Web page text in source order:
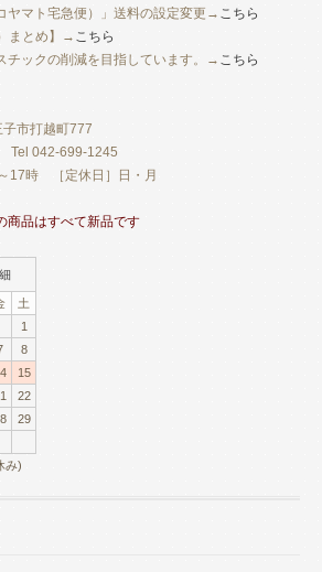
ヤマト宅急便）」送料の設定変更→ こちら
まとめ】→ こちら
チックの削減を目指しています。→ こちら
市打越町777
Tel 042-699-1245
17時 ［定休日］日・月
商品はすべて新品です
み)
土
1
8
15
22
29